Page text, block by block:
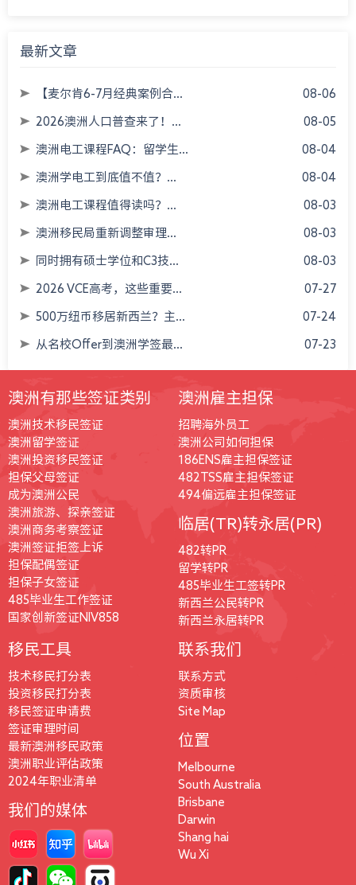
最新文章
【麦尔肯6-7月经典案例合... 08-06
2026澳洲人口普查来了！... 08-05
澳洲电工课程FAQ：留学生... 08-04
澳洲学电工到底值不值？... 08-04
澳洲电工课程值得读吗？... 08-03
澳洲移民局重新调整审理... 08-03
同时拥有硕士学位和C3技... 08-03
2026 VCE高考，这些重要... 07-27
500万纽币移居新西兰？主... 07-24
从名校Offer到澳洲学签最... 07-23
澳洲有那些签证类别
澳洲技术移民签证
澳洲留学签证
澳洲投资移民签证
担保父母签证
成为澳洲公民
澳洲旅游、探亲签证
澳洲商务考察签证
澳洲签证拒签上诉
担保配偶签证
担保子女签证
485毕业生工作签证
国家创新签证NIV858
澳洲雇主担保
招聘海外员工
澳洲公司如何担保
186ENS雇主担保签证
482TSS雇主担保签证
494偏远雇主担保签证
临居(TR)转永居(PR)
482转PR
留学转PR
485毕业生工签转PR
新西兰公民转PR
新西兰永居转PR
移民工具
技术移民打分表
投资移民打分表
移民签证申请费
签证审理时间
最新澳洲移民政策
澳洲职业评估政策
2024年职业清单
我们的媒体
联系我们
联系方式
资质审核
Site Map
位置
Melbourne
South Australia
Brisbane
Darwin
Shang hai
Wu Xi